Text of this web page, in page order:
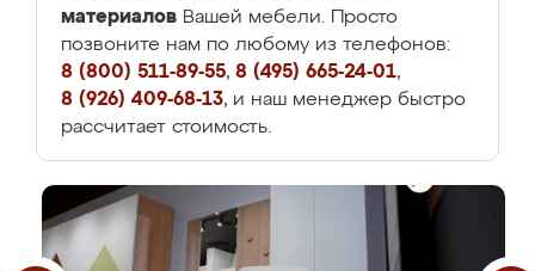
материалов Вашей мебели. Просто
позвоните нам по любому из телефонов:
8 (800) 511-89-55, 8 (495) 665-24-01,
8 (926) 409-68-13, и наш менеджер быстро
рассчитает стоимость.